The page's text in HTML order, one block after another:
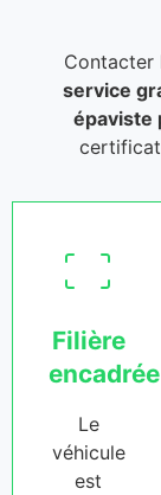
Contacter
service
épaviste
Filière
encadrée
Le
véhicule
est